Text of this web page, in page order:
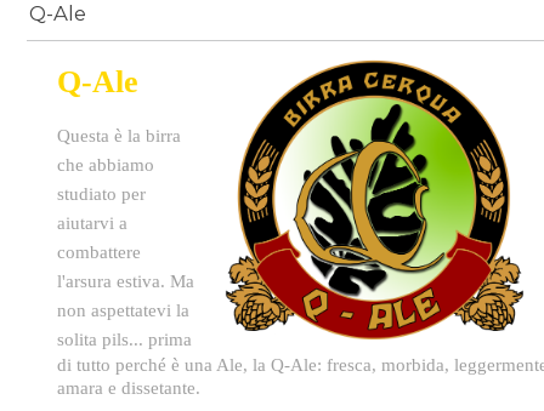
Q-Ale
Q-Ale
Questa è la birra
che abbiamo
studiato per
aiutarvi a
combattere
l'arsura estiva. Ma
non aspettatevi la
solita pils... prima
di tutto perché è una Ale, la Q-Ale: fresca, morbida,
amara e dissetante.